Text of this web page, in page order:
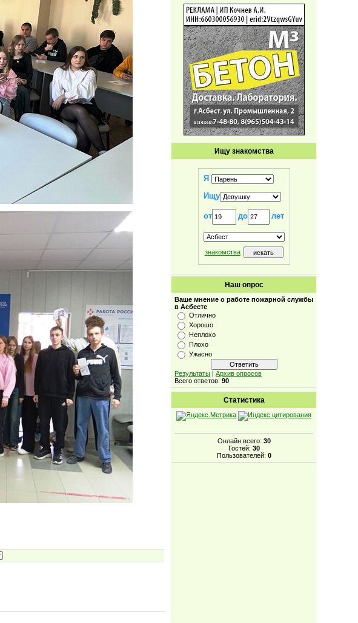
Ищу знакомства
Я
Ищу
от до лет
знакомства
Наш опрос
Ваше мнение о работе пожарной службы
в Асбесте
Отлично
Хорошо
Неплохо
Плохо
Ужасно
Результаты |Архив опросов
Всего ответов:90
Статистика
Онлайн всего: 30
Гостей: 30
Пользователей: 0